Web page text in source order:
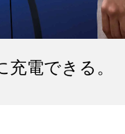
電できる。